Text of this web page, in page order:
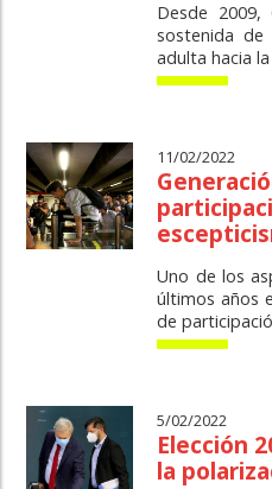
Desde 2009,
sostenida de
adulta hacia
11/02/2022
Uno de los
últimos años
de
5/02/2022
Elección
la